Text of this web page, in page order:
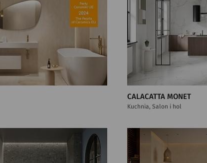
CALACATTA MONET
Kuchnia, Salon i hol